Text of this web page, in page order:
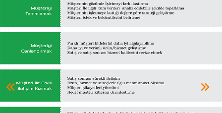
Medya